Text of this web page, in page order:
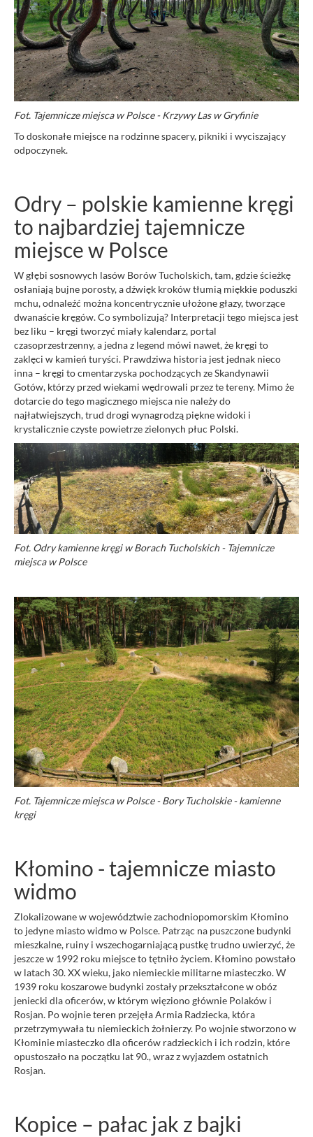
Fot. Tajemnicze miejsca w Polsce - Krzywy Las w Gryfinie
To doskonałe miejsce na rodzinne spacery, pikniki i wyciszający
odpoczynek.
Odry – polskie kamienne kręgi
to najbardziej tajemnicze
miejsce w Polsce
W głębi sosnowych lasów Borów Tucholskich, tam, gdzie ścieżkę
osłaniają bujne porosty, a dźwięk kroków tłumią miękkie poduszki
mchu, odnaleźć można koncentrycznie ułożone głazy, tworzące
dwanaście kręgów. Co symbolizują? Interpretacji tego miejsca jest
bez liku – kręgi tworzyć miały kalendarz, portal
czasoprzestrzenny, a jedna z legend mówi nawet, że kręgi to
zaklęci w kamień turyści. Prawdziwa historia jest jednak nieco
inna – kręgi to cmentarzyska pochodzących ze Skandynawii
Gotów, którzy przed wiekami wędrowali przez te tereny. Mimo że
dotarcie do tego magicznego miejsca nie należy do
najłatwiejszych, trud drogi wynagrodzą piękne widoki i
krystalicznie czyste powietrze zielonych płuc Polski.
Fot. Odry kamienne kręgi w Borach Tucholskich - Tajemnicze
miejsca w Polsce
Fot. Tajemnicze miejsca w Polsce - Bory Tucholskie - kamienne
kręgi
Kłomino - tajemnicze miasto
widmo
Zlokalizowane w województwie zachodniopomorskim Kłomino
to jedyne miasto widmo w Polsce. Patrząc na puszczone budynki
mieszkalne, ruiny i wszechogarniającą pustkę trudno uwierzyć, że
jeszcze w 1992 roku miejsce to tętniło życiem. Kłomino powstało
w latach 30. XX wieku, jako niemieckie militarne miasteczko. W
1939 roku koszarowe budynki zostały przekształcone w obóz
jeniecki dla oficerów, w którym więziono głównie Polaków i
Rosjan. Po wojnie teren przejęła Armia Radziecka, która
przetrzymywała tu niemieckich żołnierzy. Po wojnie stworzono w
Kłominie miasteczko dla oficerów radzieckich i ich rodzin, które
opustoszało na początku lat 90., wraz z wyjazdem ostatnich
Rosjan.
Kopice – pałac jak z bajki